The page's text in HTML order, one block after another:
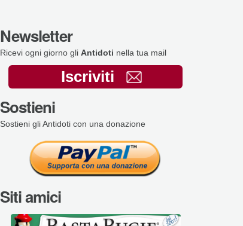
Newsletter
Ricevi ogni giorno gli Antidoti nella tua mail
Iscriviti
Sostieni
Sostieni gli Antidoti con una donazione
Siti amici